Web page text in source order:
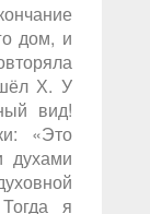
дом, и
Х. У
вид!
«Это
духами
я